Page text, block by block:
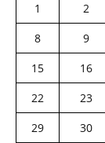
1 2
8
9
15
16
22
23
29
30